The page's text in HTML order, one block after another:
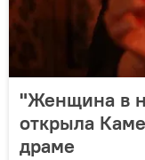
"Женщина в
открыла
драме